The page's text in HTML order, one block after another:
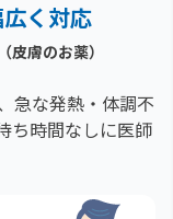
く対応
皮膚のお薬）
急な発熱・体調不
ち時間なしに医師